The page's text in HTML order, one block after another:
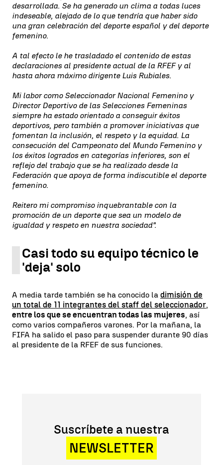
desarrollada. Se ha generado un clima a todas luces
indeseable, alejado de lo que tendría que haber sido
una gran celebración del deporte español y del deporte
femenino.
A tal efecto le he trasladado el contenido de estas
declaraciones al presidente actual de la RFEF y al
hasta ahora máximo dirigente Luis Rubiales.
Mi labor como Seleccionador Nacional Femenino y
Director Deportivo de las Selecciones Femeninas
siempre ha estado orientado a conseguir éxitos
deportivos, pero también a promover iniciativas que
fomentan la inclusión, el respeto y la equidad. La
consecución del Campeonato del Mundo Femenino y
los éxitos logrados en categorías inferiores, son el
reflejo del trabajo que se ha realizado desde la
Federación que apoya de forma indiscutible el deporte
femenino.
Reitero mi compromiso inquebrantable con la
promoción de un deporte que sea un modelo de
igualdad y respeto en nuestra sociedad".
Casi todo su equipo técnico le
'deja' solo
A media tarde también se ha conocido la dimisión de
un total de 11 integrantes del staff del seleccionador,
entre los que se encuentran todas las mujeres, así
como varios compañeros varones. Por la mañana, la
FIFA ha salido el paso para suspender durante 90 días
al presidente de la RFEF de sus funciones.
Suscríbete a nuestra
NEWSLETTER